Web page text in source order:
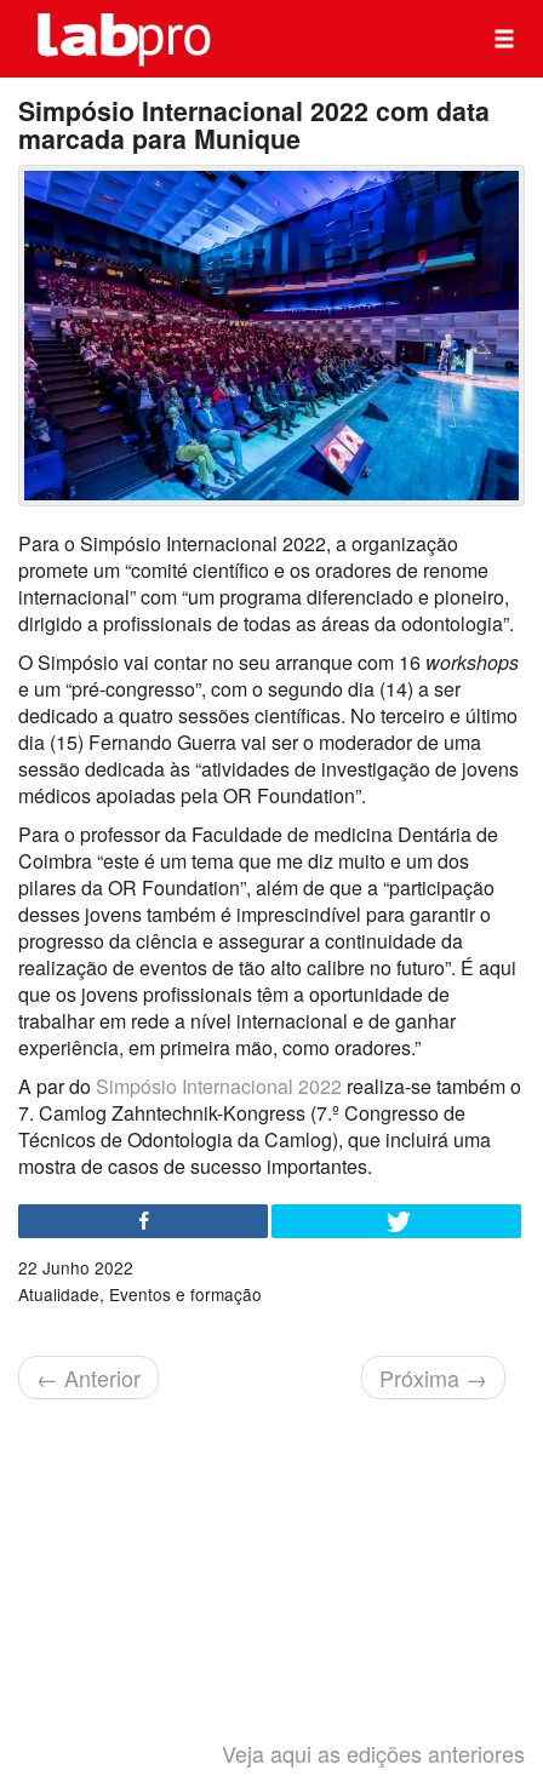
Simpósio Internacional 2022 com data
marcada para Munique
Para o Simpósio Internacional 2022, a organização
promete um “comité científico e os oradores de renome
internacional” com “um programa diferenciado e pioneiro,
dirigido a profissionais de todas as áreas da odontologia”.
O Simpósio vai contar no seu arranque com 16 workshops
e um “pré-congresso”, com o segundo dia (14) a ser
dedicado a quatro sessões científicas. No terceiro e último
dia (15) Fernando Guerra vai ser o moderador de uma
sessão dedicada às “atividades de investigação de jovens
médicos apoiadas pela OR Foundation”.
Para o professor da Faculdade de medicina Dentária de
Coimbra “este é um tema que me diz muito e um dos
pilares da OR Foundation”, além de que a “participação
desses jovens também é imprescindível para garantir o
progresso da ciência e assegurar a continuidade da
realização de eventos de tão alto calibre no futuro”. É aqui
que os jovens profissionais têm a oportunidade de
trabalhar em rede a nível internacional e de ganhar
experiência, em primeira mão, como oradores.”
A par do Simpósio Internacional 2022 realiza-se também o
7. Camlog Zahntechnik-Kongress (7.º Congresso de
Técnicos de Odontologia da Camlog), que incluirá uma
mostra de casos de sucesso importantes.
22 Junho 2022
Atualidade Eventos e formação
← Anterior Próxima →
Veja aqui as edições anteriores